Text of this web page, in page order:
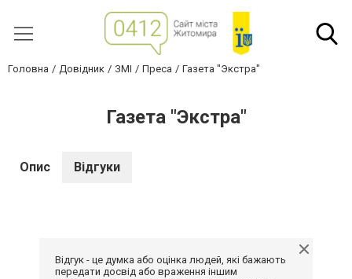
Головна Довідник ЗМІ Преса Газета "Экстра"
Газета "Экстра"
Опис Відгуки
Відгук - це думка або оцінка людей, які бажають
передати досвід або враження іншим